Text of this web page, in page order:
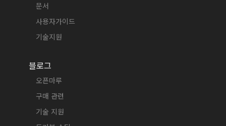
문서
사용자가이드
기술지원
블로그
오픈마루
구매 관련
기술 지원